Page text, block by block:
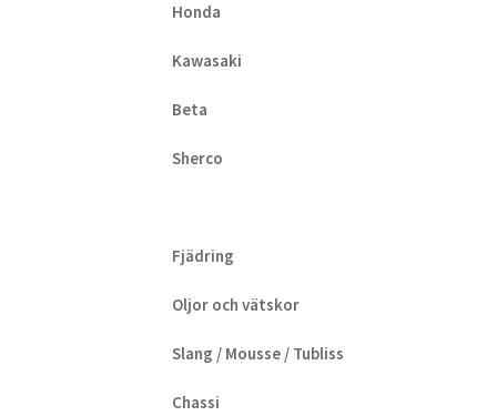
Honda
Kawasaki
Beta
Sherco
Fjädring
Oljor och vätskor
Slang / Mousse / Tubliss
Chassi